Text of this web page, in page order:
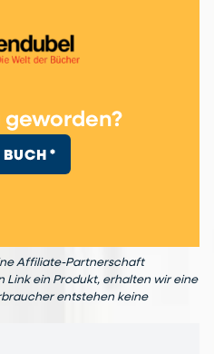
geworden?
*
Affiliate-Partnerschaft
Link ein Produkt, erhalten wir eine
entstehen keine